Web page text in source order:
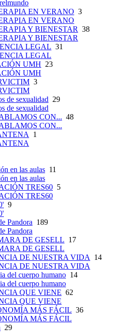
EN VERANO 3
EN VERANO
Y BIENESTAR 38
Y BIENESTAR
LEGAL 31
LEGAL
UMH 23
UMH
3
de sexualidad 29
de sexualidad
CON... 48
CON...
1
en las aulas 11
en las aulas
TRES60 5
TRES60
9
Pandora 189
Pandora
DE GESELL 17
DE GESELL
DE NUESTRA VIDA
14
DE NUESTRA VIDA
del cuerpo humano 14
del cuerpo humano
QUE VIENE 62
QUE VIENE
MÁS FÁCIL 36
MÁS FÁCIL
29